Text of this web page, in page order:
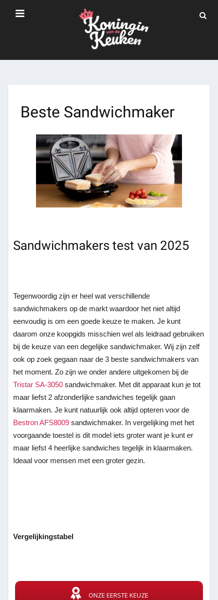
Beste Sandwichmaker
Sandwichmakers test van 2025
Tegenwoordig zijn er heel wat verschillende
sandwichmakers op de markt waardoor het niet altijd
eenvoudig is om een goede keuze te maken. Je kunt
daarom onze koopgids misschien wel als leidraad gebruiken
bij de keuze van een degelijke sandwichmaker. Wij zijn zelf
ook op zoek gegaan naar de 3 beste sandwichmakers van
het moment. Zo zijn we onder andere uitgekomen bij de
Tristar SA-3050 sandwichmaker. Met dit apparaat kun je tot
maar liefst 2 afzonderlijke sandwiches tegelijk gaan
klaarmaken. Je kunt natuurlijk ook altijd opteren voor de
Bestron AFS8009 sandwichmaker. In vergelijking met het
voorgaande toestel is dit model iets groter want je kunt er
maar liefst 4 heerlijke sandwiches tegelijk in klaarmaken.
Ideaal voor mensen met een groter gezin.
Vergelijkingstabel
ONZE EERSTE KEUZE